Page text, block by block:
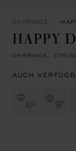
OHRRINGE
HAPPY
OHRRINGE,
AUCH